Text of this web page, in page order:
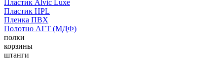
Пластик Alvic Luxe
Пластик HPL
Пленка ПВХ
Полотно АГТ (МДФ)
полки
корзины
штанги